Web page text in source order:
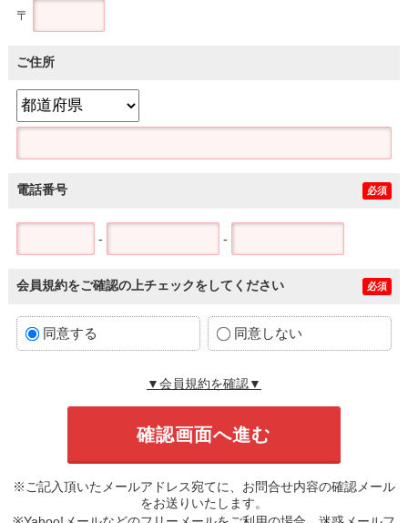
〒
ご住所
電話番号 必須
- -
会員規約をご確認の上チェックをしてください 必須
同意する 同意しない
▼会員規約を確認▼
※ご記入頂いたメールアドレス宛てに、お問合せ内容の確認メール
をお送りいたします。